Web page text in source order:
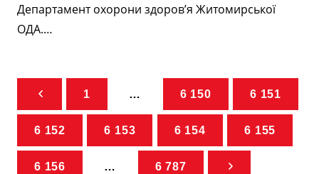
Департамент охорони здоров’я Житомирської
ОДА.…
1 … 6 150 6 151
6 152 6 153 6 154 6 155
6 156 … 6 787